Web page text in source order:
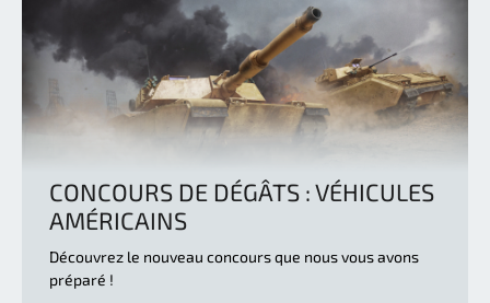
CONCOURS DE DÉGÂTS : VÉHICULES
AMÉRICAINS
Découvrez le nouveau concours que nous vous avons
préparé !